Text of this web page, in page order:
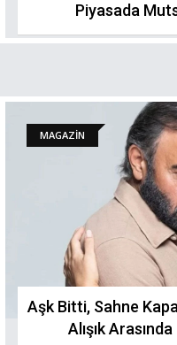
Piyasada
MAGAZİN
Aşk Bitti, Sahne
Alışık